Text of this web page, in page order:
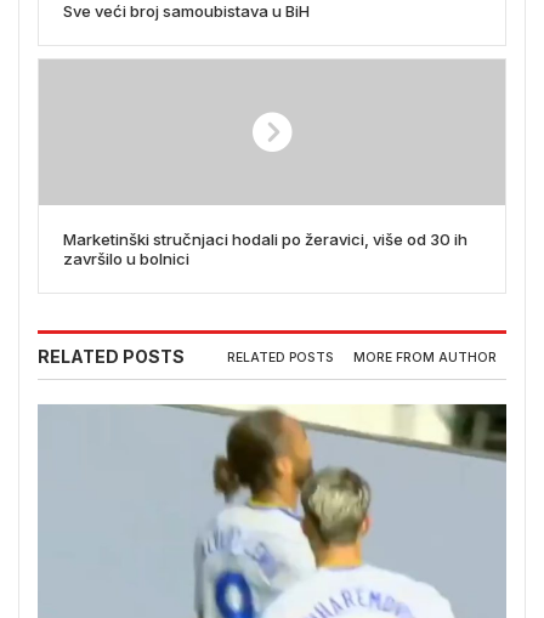
Sve veći broj samoubistava u BiH
Marketinški stručnjaci hodali po žeravici, više od 30 ih
završilo u bolnici
RELATED POSTS RELATED POSTS MORE FROM AUTHOR